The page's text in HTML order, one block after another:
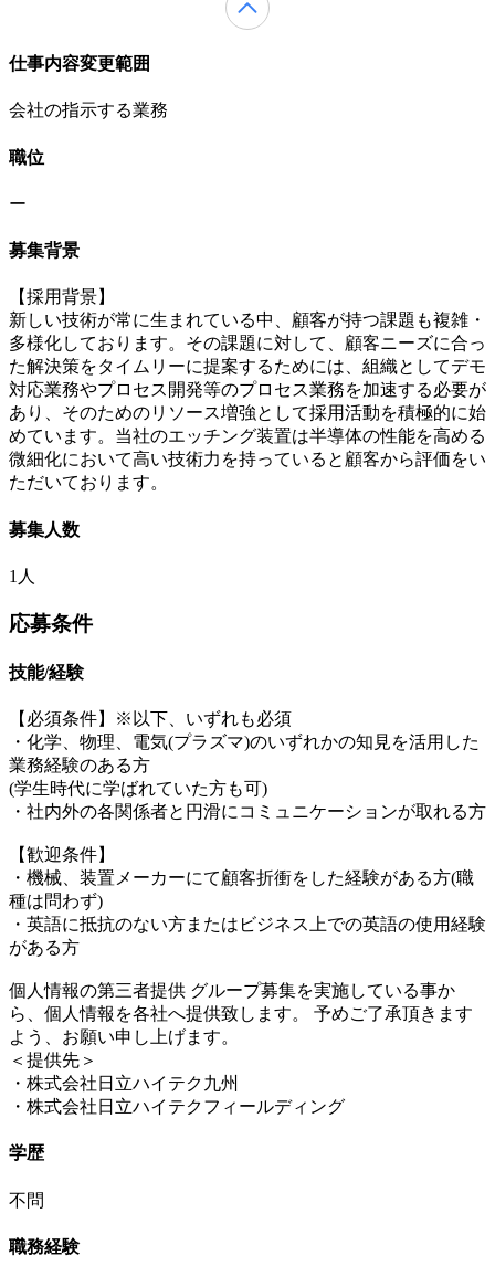
仕事内容変更範囲
会社の指示する業務
職位
ー
募集背景
【採用背景】
新しい技術が常に生まれている中、顧客が持つ課題も複雑・
多様化しております。その課題に対して、顧客ニーズに合っ
た解決策をタイムリーに提案するためには、組織としてデモ
対応業務やプロセス開発等のプロセス業務を加速する必要が
あり、そのためのリソース増強として採用活動を積極的に始
めています。当社のエッチング装置は半導体の性能を高める
微細化において高い技術力を持っていると顧客から評価をい
ただいております。
募集人数
1人
応募条件
技能/経験
【必須条件】※以下、いずれも必須
・化学、物理、電気(プラズマ)のいずれかの知見を活用した
業務経験のある方
(学生時代に学ばれていた方も可)
・社内外の各関係者と円滑にコミュニケーションが取れる方
【歓迎条件】
・機械、装置メーカーにて顧客折衝をした経験がある方(職
種は問わず)
・英語に抵抗のない方またはビジネス上での英語の使用経験
がある方
個人情報の第三者提供 グループ募集を実施している事か
ら、個人情報を各社へ提供致します。 予めご了承頂きます
よう、お願い申し上げます。
＜提供先＞
・株式会社日立ハイテク九州
・株式会社日立ハイテクフィールディング
学歴
不問
職務経験